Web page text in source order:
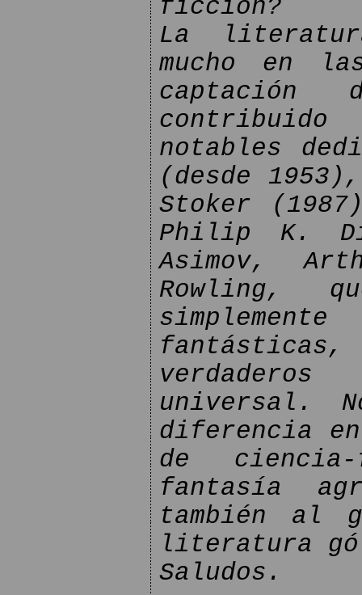
ficción?
La
mucho en
captación
notables
(desde
Stoker
Philip K.
Asimov,
Rowling,
fantásticas,
universal.
diferencia
de
fantasía
también al
literatura
Saludos.